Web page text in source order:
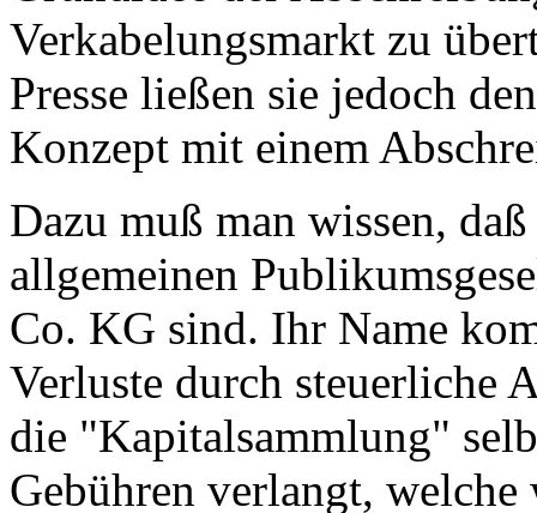
Verkabelungsmarkt zu
Presse ließen sie jedoch
Konzept mit einem
Dazu muß man wissen,
allgemeinen
Co. KG sind. Ihr Name
Verluste durch steuerliche
die "Kapitalsammlung"
Gebühren verlangt,